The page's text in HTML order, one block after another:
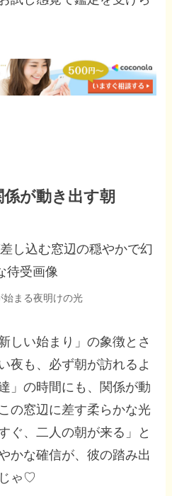
が動き出す朝
始まる夜明けの光
しい始まり」の象徴とさ
夜も、必ず朝が訪れるよ
」の時間にも、関係が動
の窓辺に差す柔らかな光
ぐ、二人の朝が来る」と
かな確信が、彼の踏み出
ゃ♡